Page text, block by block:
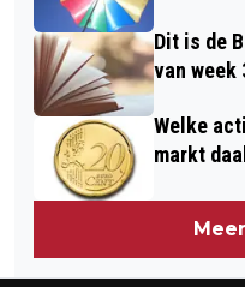
Dit is de
van week
Welke
markt